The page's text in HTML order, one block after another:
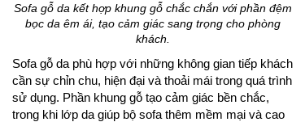
Sofa gỗ da kết hợp khung gỗ chắc chắn với phần đệm
bọc da êm ái, tạo cảm giác sang trọng cho phòng
khách.
Sofa gỗ da phù hợp với những không gian tiếp khách
cần sự chỉn chu, hiện đại và thoải mái trong quá trình
sử dụng. Phần khung gỗ tạo cảm giác bền chắc,
trong khi lớp da giúp bộ sofa thêm mềm mại và cao